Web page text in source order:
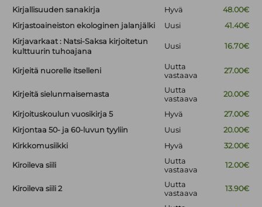
Kirjallisuuden sanakirja Hyvä
48.00€
Kirjastoaineiston ekologinen jalanjälki
Uusi
41.40€
Kirjavarkaat : Natsi-Saksa kirjoitetun
kulttuurin tuhoajana
Uusi 16.70€
Kirjeitä nuorelle itselleni
Uutta
vastaava
27.00€
Kirjeitä sielunmaisemasta
Uutta
vastaava
20.00€
Kirjoituskoulun vuosikirja 5 Hyvä
27.00€
Kirjontaa 50- ja 60-luvun tyyliin
Uusi
20.00€
Kirkkomusiikki
Hyvä 32.00€
Kiroileva siili
Uutta
vastaava
12.00€
Kiroileva siili 2
Uutta
vastaava
13.90€